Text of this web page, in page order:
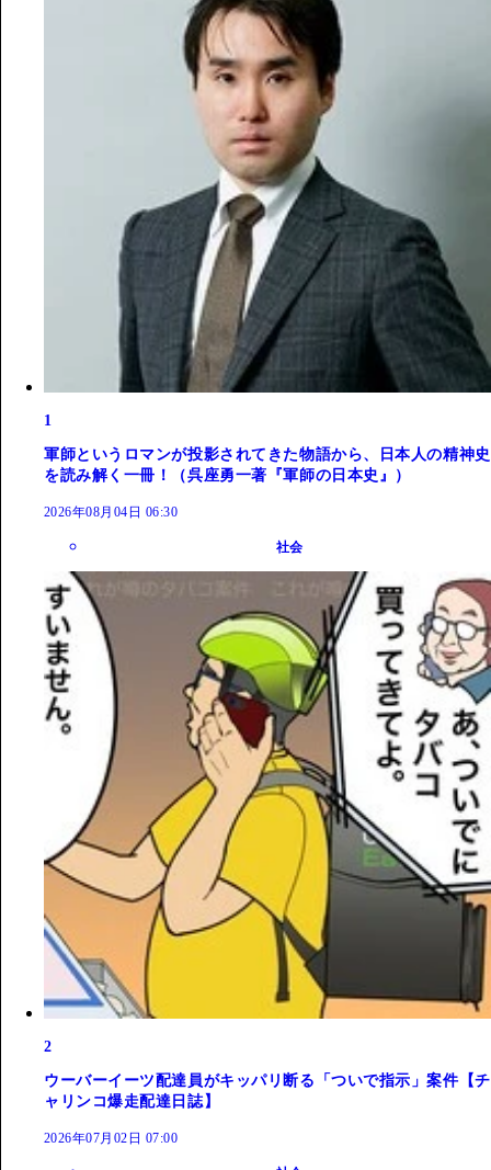
1
軍師というロマンが投影されてきた物語から、日本人の精神史
を読み解く一冊！（呉座勇一著『軍師の日本史』）
2026年08月04日 06:30
社会
2
ウーバーイーツ配達員がキッパリ断る「ついで指示」案件【チ
ャリンコ爆走配達日誌】
2026年07月02日 07:00